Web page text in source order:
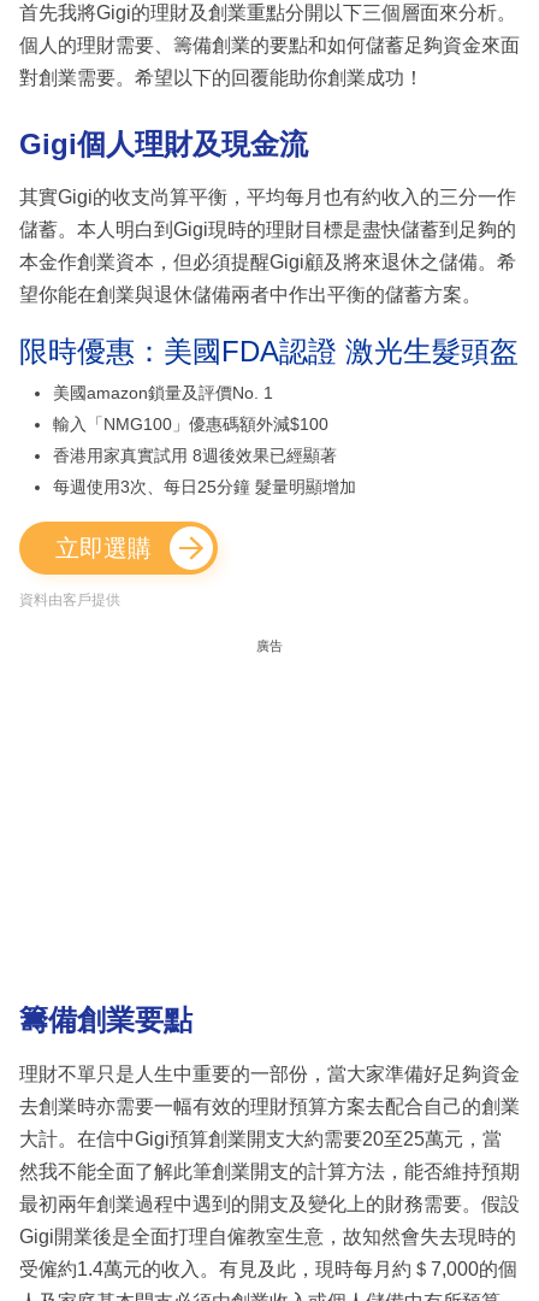
首先我將Gigi的理財及創業重點分開以下三個層面來分析。
個人的理財需要、籌備創業的要點和如何儲蓄足夠資金來面
對創業需要。希望以下的回覆能助你創業成功！
Gigi個人理財及現金流
其實Gigi的收支尚算平衡，平均每月也有約收入的三分一作
儲蓄。本人明白到Gigi現時的理財目標是盡快儲蓄到足夠的
本金作創業資本，但必須提醒Gigi顧及將來退休之儲備。希
望你能在創業與退休儲備兩者中作出平衡的儲蓄方案。
限時優惠：美國FDA認證 激光生髮頭盔
美國amazon鎖量及評價No. 1
輸入「NMG100」優惠碼額外減$100
香港用家真實試用 8週後效果已經顯著
每週使用3次、每日25分鐘 髮量明顯增加
立即選購
資料由客戶提供
廣告
籌備創業要點
理財不單只是人生中重要的一部份，當大家準備好足夠資金
去創業時亦需要一幅有效的理財預算方案去配合自己的創業
大計。在信中Gigi預算創業開支大約需要20至25萬元，當
然我不能全面了解此筆創業開支的計算方法，能否維持預期
最初兩年創業過程中遇到的開支及變化上的財務需要。假設
Gigi開業後是全面打理自僱教室生意，故知然會失去現時的
受僱約1.4萬元的收入。有見及此，現時每月約＄7,000的個